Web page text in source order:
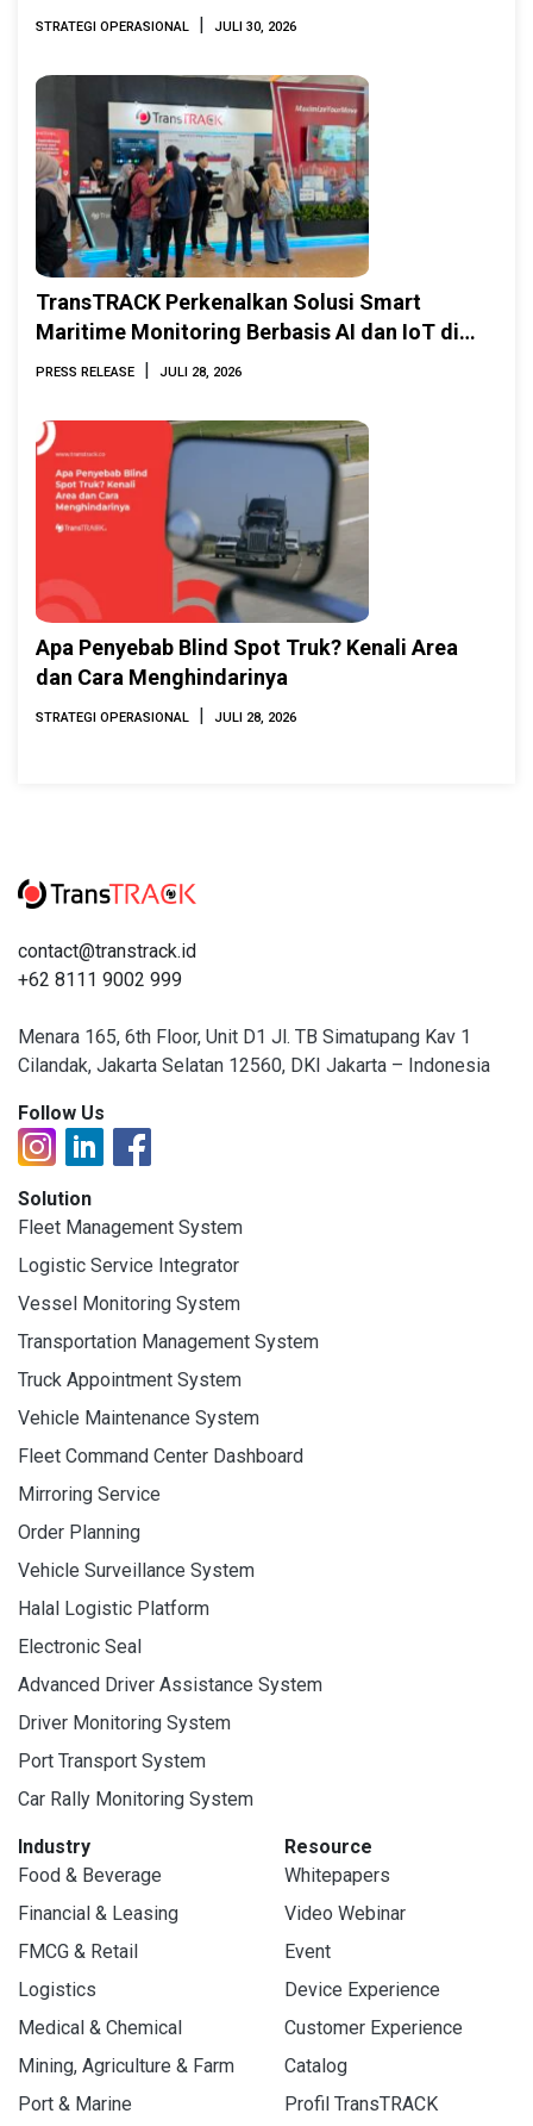
STRATEGI OPERASIONAL | JULI 30, 2026
TransTRACK Perkenalkan Solusi Smart
Maritime Monitoring Berbasis AI dan IoT di
INAMARINE 2026
PRESS RELEASE | JULI 28, 2026
Apa Penyebab Blind Spot Truk? Kenali Area
dan Cara Menghindarinya
STRATEGI OPERASIONAL | JULI 28, 2026
contact@transtrack.id
+62 8111 9002 999
Menara 165, 6th Floor, Unit D1 Jl. TB Simatupang Kav 1
Cilandak, Jakarta Selatan 12560, DKI Jakarta – Indonesia
Follow Us
Solution
Fleet Management System
Logistic Service Integrator
Vessel Monitoring System
Transportation Management System
Truck Appointment System
Vehicle Maintenance System
Fleet Command Center Dashboard
Mirroring Service
Order Planning
Vehicle Surveillance System
Halal Logistic Platform
Electronic Seal
Advanced Driver Assistance System
Driver Monitoring System
Port Transport System
Car Rally Monitoring System
Industry
Food & Beverage
Financial & Leasing
FMCG & Retail
Logistics
Medical & Chemical
Mining, Agriculture & Farm
Port & Marine
Resource
Whitepapers
Video Webinar
Event
Device Experience
Customer Experience
Catalog
Profil TransTRACK